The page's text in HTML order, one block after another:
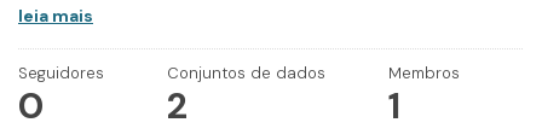
leia mais
Seguidores
0
Conjuntos de dados
2
Membros
1